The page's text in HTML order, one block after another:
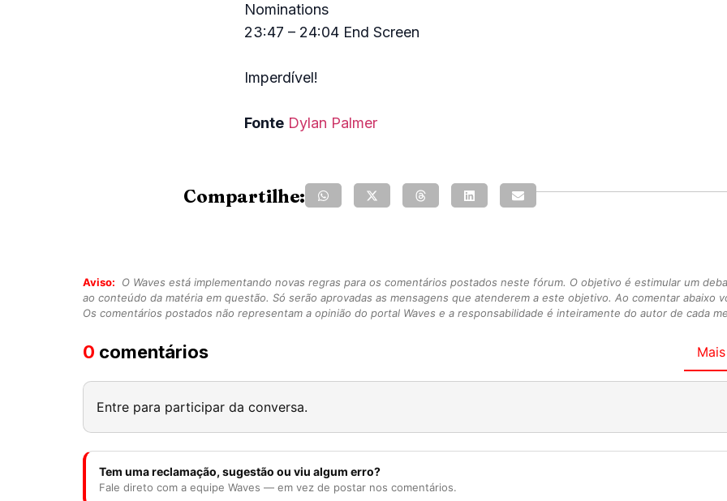
Nominations
23:47 – 24:04 End Screen
Imperdível!
Fonte Dylan Palmer
Compartilhe:
Aviso:
O Waves está implementando novas regras para os comentários postados neste fórum. O objetivo é estimular um
ao conteúdo da matéria em questão. Só serão aprovadas as mensagens que atenderem a este objetivo. Ao comentar abaixo
Os comentários postados não representam a opinião do portal Waves e a responsabilidade é inteiramente do autor de cada
0 comentários
Entre para participar da conversa.
Tem uma reclamação, sugestão ou viu algum erro?
Fale direto com a equipe Waves — em vez de postar nos comentários.